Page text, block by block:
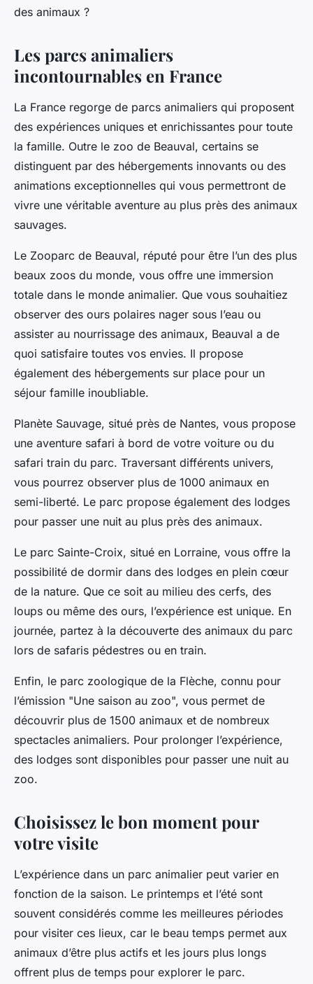
des animaux ?
Les parcs animaliers
incontournables en France
La France regorge de parcs animaliers qui proposent
des expériences uniques et enrichissantes pour toute
la famille. Outre le zoo de Beauval, certains se
distinguent par des hébergements innovants ou des
animations exceptionnelles qui vous permettront de
vivre une véritable aventure au plus près des animaux
sauvages.
Le Zooparc de Beauval, réputé pour être l’un des plus
beaux zoos du monde, vous offre une immersion
totale dans le monde animalier. Que vous souhaitiez
observer des ours polaires nager sous l’eau ou
assister au nourrissage des animaux, Beauval a de
quoi satisfaire toutes vos envies. Il propose
également des hébergements sur place pour un
séjour famille inoubliable.
Planète Sauvage, situé près de Nantes, vous propose
une aventure safari à bord de votre voiture ou du
safari train du parc. Traversant différents univers,
vous pourrez observer plus de 1000 animaux en
semi-liberté. Le parc propose également des lodges
pour passer une nuit au plus près des animaux.
Le parc Sainte-Croix, situé en Lorraine, vous offre la
possibilité de dormir dans des lodges en plein cœur
de la nature. Que ce soit au milieu des cerfs, des
loups ou même des ours, l’expérience est unique. En
journée, partez à la découverte des animaux du parc
lors de safaris pédestres ou en train.
Enfin, le parc zoologique de la Flèche, connu pour
l’émission "Une saison au zoo", vous permet de
découvrir plus de 1500 animaux et de nombreux
spectacles animaliers. Pour prolonger l’expérience,
des lodges sont disponibles pour passer une nuit au
zoo.
Choisissez le bon moment pour
votre visite
L’expérience dans un parc animalier peut varier en
fonction de la saison. Le printemps et l’été sont
souvent considérés comme les meilleures périodes
pour visiter ces lieux, car le beau temps permet aux
animaux d’être plus actifs et les jours plus longs
offrent plus de temps pour explorer le parc.